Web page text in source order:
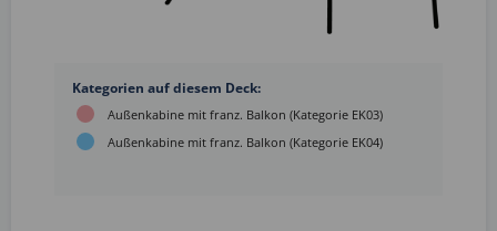
Kategorien auf diesem Deck:
Außenkabine mit franz. Balkon (Kategorie EK03)
Außenkabine mit franz. Balkon (Kategorie EK04)